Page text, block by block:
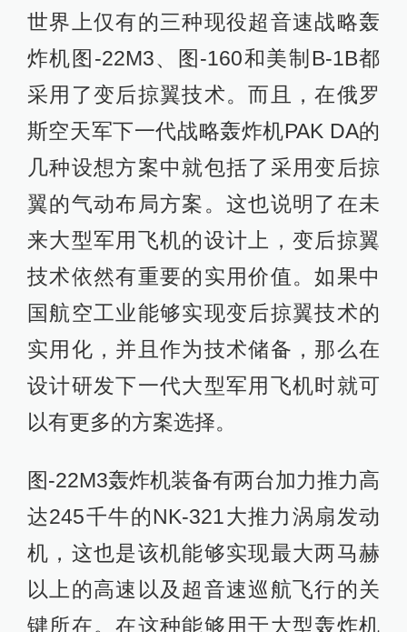
世界上仅有的三种现役超音速战略轰
炸机图-22M3、图-160和美制B-1B都
采用了变后掠翼技术。而且，在俄罗
斯空天军下一代战略轰炸机PAK DA的
几种设想方案中就包括了采用变后掠
翼的气动布局方案。这也说明了在未
来大型军用飞机的设计上，变后掠翼
技术依然有重要的实用价值。如果中
国航空工业能够实现变后掠翼技术的
实用化，并且作为技术储备，那么在
设计研发下一代大型军用飞机时就可
以有更多的方案选择。
图-22M3轰炸机装备有两台加力推力高
达245千牛的NK-321大推力涡扇发动
机，这也是该机能够实现最大两马赫
以上的高速以及超音速巡航飞行的关
键所在。在这种能够用于大型轰炸机